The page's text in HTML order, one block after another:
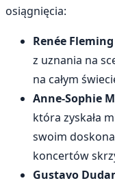
osiągnięcia:
Renée Fleming
z uznania na
na całym
Anne-Sophie
która zyskała
swoim
koncertów
Gustavo